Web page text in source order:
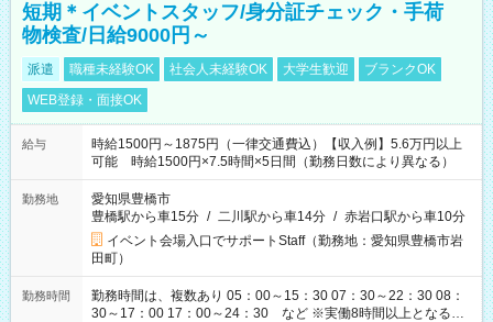
短期＊イベントスタッフ/身分証チェック・手荷
物検査/日給9000円～
派遣 職種未経験OK 社会人未経験OK 大学生歓迎
ブランクOK
WEB登録・面接OK
給与
時給1500円～1875円（一律交通費込）【収入例】5.6万円以上
可能 時給1500円×7.5時間×5日間（勤務日数により異なる）
勤務地
愛知県豊橋市
豊橋駅から車15分 / 二川駅から車14分 / 赤岩口駅から車10分
イベント会場入口でサポートStaff（勤務地：愛知県豊橋市岩
田町）
勤務時間
勤務時間は、複数あり 05：00～15：30 07：30～22：30 08：
30～17：00 17：00～24：30 など ※実働8時間以上となる勤